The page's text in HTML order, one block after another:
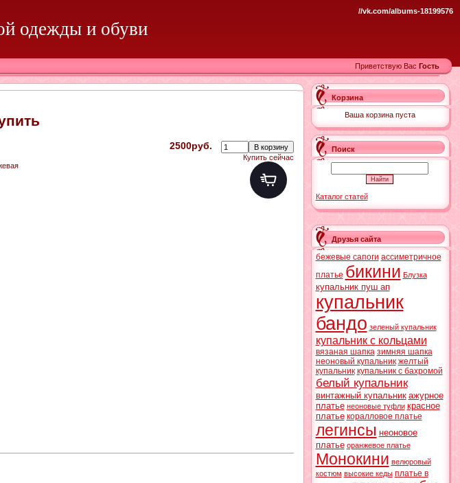
одежды и обуви
//vk.com/albums-18199576
Приветствую Вас Гость
2500руб.
Купить сейчас
Корзина
Ваша корзина пуста
Поиск
Каталог статей
Друзья сайта
бежевые сапоги ассиметричное
платье бикини Блузка
купальник пуш ап
купальник
бандо зеленый купальник
купальник с кольцами
вязаная шапка зимняя шапка
неоновый купальник желтый
купальник купальник с бахромой
белый купальник
винтажный купальник ажурное
платье неоновые туфли красное
платье коралловое платье
легинсы неоновое
платье оранжевое платье
Монокини велюровый
костюм высокие кеды платье в